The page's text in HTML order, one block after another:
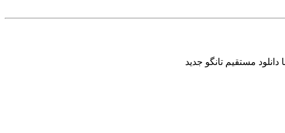
مستقیم تانگو جدید